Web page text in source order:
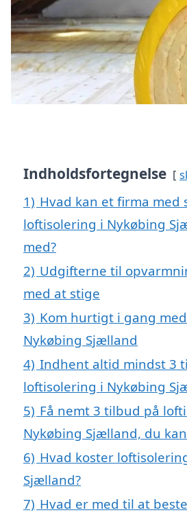
Indholdsfortegnelse
1) Hvad kan et firma med
loftisolering i Nykøbing
med?
2) Udgifterne til
med at stige
3) Kom hurtigt i gang
Nykøbing Sjælland
4) Indhent altid mindst 3
loftisolering i Nykøbing
5) Få nemt 3 tilbud på
Nykøbing Sjælland, du
6) Hvad koster
Sjælland?
7) Hvad er med til at